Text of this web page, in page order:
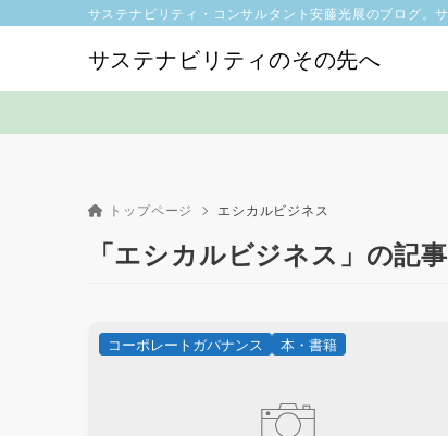
サステナビリティのその先へ
サステナビリティ・コンサルタント安藤光展のブログ。
トップページ エシカルビジネス
「エシカルビジネス」の記
コーポレートガバナンス 本・書籍